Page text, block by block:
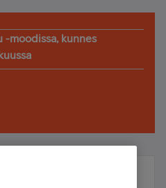
-moodissa, kunnes
ja voita!